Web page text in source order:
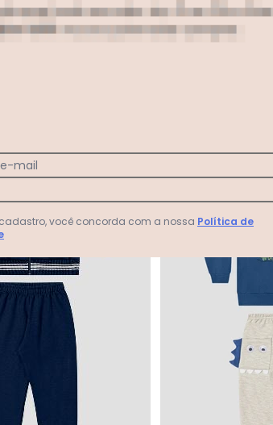
mail
você concorda com a nossa Política de